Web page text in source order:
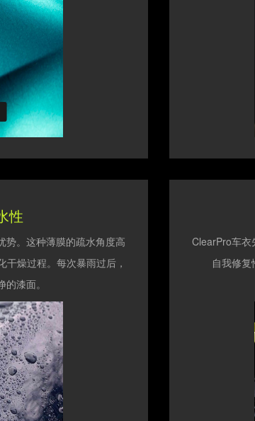
性
势。这种薄膜的疏水角度高
燥过程。每次暴雨过后，
漆面。
ClearPro车衣
自我修复